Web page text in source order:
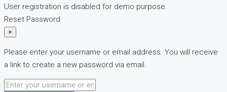
User registration is disabled for demo purpose.
Reset Password
×
Please enter your username or email address. You will receive
a link to create a new password via email.